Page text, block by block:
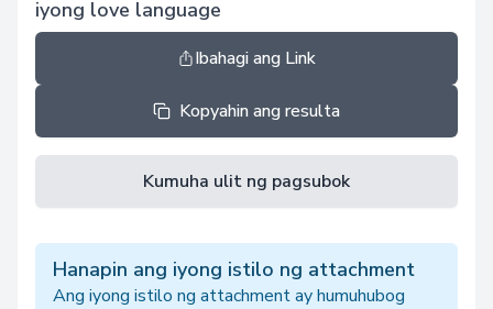
iyong love language
Ibahagi ang Link
Kopyahin ang resulta
Kumuha ulit ng pagsubok
Hanapin ang iyong istilo ng attachment
Ang iyong istilo ng attachment ay humuhubog